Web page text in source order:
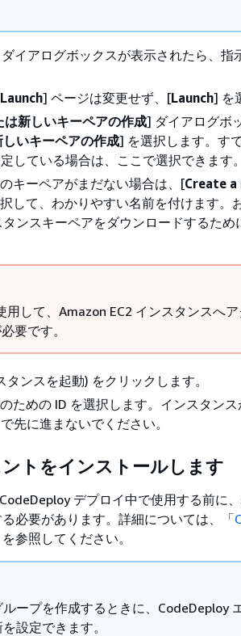
イアログボックスが表示されたら、指
] ページは変更せず、[Launch] を
新しいキーペアの作成] ダイアログボ
しいキーペアの作成] を選択します。す
している場合は、ここで選択できます。
キーペアがまだない場合は、[Create a
して、わかりやすい名前を付けます。
ンスキーペアをダウンロードするため
用して、Amazon EC2 インスタンスへ
要です。
タンスを起動) をクリックします。
ための ID を選択します。インスタン
先に進まないでください。
トをインストールします
デプロイ中で使用する前に
必要があります。詳細については、「
を参照してください。
ープを作成するときに、CodeDeploy
設定できます。